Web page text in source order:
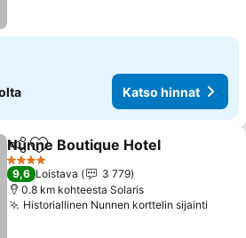
Katso hinnat
Jaa Lisää suosikkeihin
Nunne Boutique Hotel
4 Tähtiluokitus
9,6 Loistava
3 779
0.8 km kohteesta Solaris
Historiallinen Nunnen korttelin sijainti